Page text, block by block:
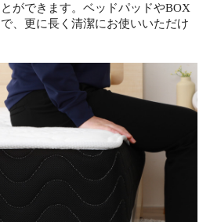
ができます。ベッドパッドやBOX
、更に長く清潔にお使いいただけ